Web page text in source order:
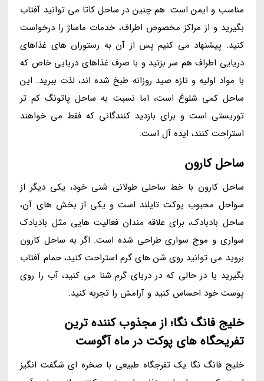
مناسب و ایمن است. هم چنین در ساحل کاتا می توانید آفتاب
بگیرید و از مراکز مخصوص اطراف، خدمات ماساژ را درخواست
کنید. پیشنهاد می کنیم پس از آن به رستوران های غذاهای
دریایی اطراف هم سر بزنید و با صرف غذاهای دریایی خاص که
با مواد اولیه و تازه صید روزانه طبخ شده اند، لذت ببرید. این
ساحل کمی شلوغ است، اما نسبت به ساحل پاتونگ کم تر
توریستی است و برای بازدید کنندگانی که فقط می خواهند
استراحت کنند، ایده آل است.
ساحل کارون
ساحل کارون با خط ساحلی طولانی شنی خود، یکی دیگر از
سواحل محبوب پوکت تایلند است و یکی از بخش های آن،
ساحل بادبادک، برای علاقه مندان فعالیت هایی مثل بادبادک
سواری و موج سواری طراحی شده است. اگر به ساحل کارون
بروید می توانید روی شن های گرم استراحت کنید، حمام آفتاب
بگیرید یا در حالی که در دریای گرم شنا می کنید، آب را روی
پوست خود احساس کنید و آرامش را تجربه کنید.
خلیج فانگ نگا؛ از مجذوب کننده ترین
تفریحگاه های پوکت در ماه آگوست
خلیج فانگ نگا یک تفرجگاه طبیعی با صخره ای شگفت انگیز